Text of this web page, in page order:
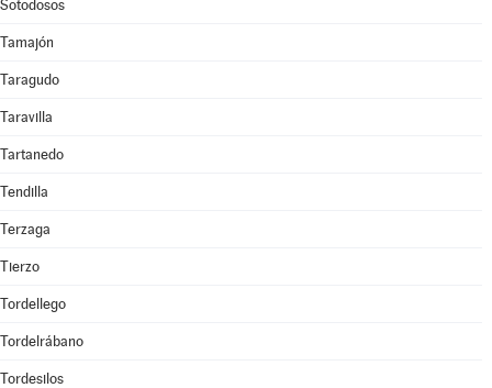
Sotodosos
Tamajón
Taragudo
Taravilla
Tartanedo
Tendilla
Terzaga
Tierzo
Tordellego
Tordelrábano
Tordesilos